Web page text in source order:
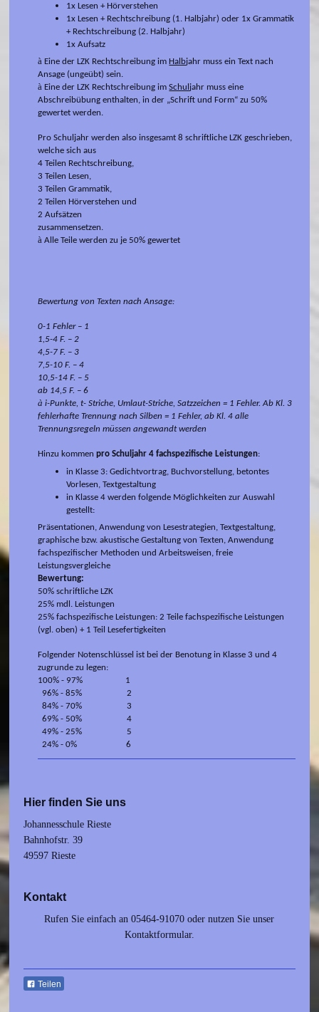
1x Lesen + Hörverstehen
1x Lesen + Rechtschreibung (1. Halbjahr) oder 1x Grammatik
+ Rechtschreibung (2. Halbjahr)
1x Aufsatz
à Eine der LZK Rechtschreibung imHalbjahr muss ein Text nach
Ansage (ungeübt) sein.
à Eine der LZK Rechtschreibung imSchul jahr muss eine
Abschreibübung enthalten, in der „Schrift und Form“ zu 50%
gewertet werden.
Pro Schuljahr werden also insgesamt 8 schriftliche LZK geschrieben,
welche sich aus
4 Teilen Rechtschreibung,
3 Teilen Lesen,
3 Teilen Grammatik,
2 Teilen Hörverstehen und
2 Aufsätzen
zusammensetzen.
à Alle Teile werden zu je 50% gewertet
Bewertung von Texten nach Ansage:
0-1 Fehler – 1
1,5-4 F. – 2
4,5-7 F. – 3
7,5-10 F. – 4
10,5-14 F. – 5
ab 14,5 F. – 6
à i-Punkte, t- Striche, Umlaut-Striche, Satzzeichen = 1 Fehler. Ab Kl. 3
fehlerhafte Trennung nach Silben = 1 Fehler, ab Kl. 4 alle
Trennungsregeln müssen angewandt werden
Hinzu kommenpro Schuljahr 4 fachspezifische Leistungen:
in Klasse 3: Gedichtvortrag, Buchvorstellung, betontes
Vorlesen, Textgestaltung
in Klasse 4 werden folgende Möglichkeiten zur Auswahl
gestellt:
Präsentationen, Anwendung von Lesestrategien, Textgestaltung,
graphische bzw. akustische Gestaltung von Texten, Anwendung
fachspezifischer Methoden und Arbeitsweisen, freie
Leistungsvergleiche
Bewertung:
50% schriftliche LZK
25% mdl. Leistungen
25% fachspezifische Leistungen: 2 Teile fachspezifische Leistungen
(vgl. oben) + 1 Teil Lesefertigkeiten
Folgender Notenschlüssel ist bei der Benotung in Klasse 3 und 4
zugrunde zu legen:
100% - 97% 1
96% - 85% 2
84% - 70% 3
69% - 50% 4
49% - 25% 5
24% - 0% 6
Hier finden Sie uns
Johannesschule Rieste
Bahnhofstr. 39
49597 Rieste
Kontakt
Rufen Sie einfach an 05464-91070 oder nutzen Sie unser
Kontaktformular.
Teilen